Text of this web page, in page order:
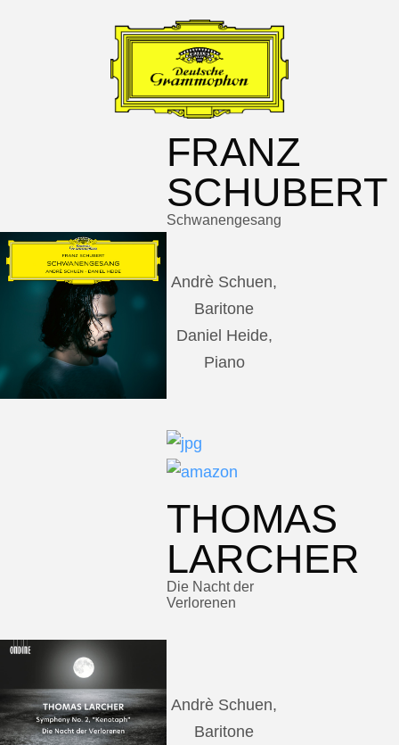
FRANZ
SCHUBERT
Schwanengesang
Andrè Schuen,
Baritone
Daniel Heide,
Piano
THOMAS
LARCHER
Die Nacht der
Verlorenen
Andrè Schuen,
Baritone